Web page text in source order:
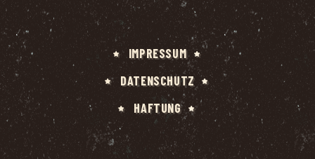
IMPRES­SUM
DATEN­SCHUTZ
HAF­TUNG